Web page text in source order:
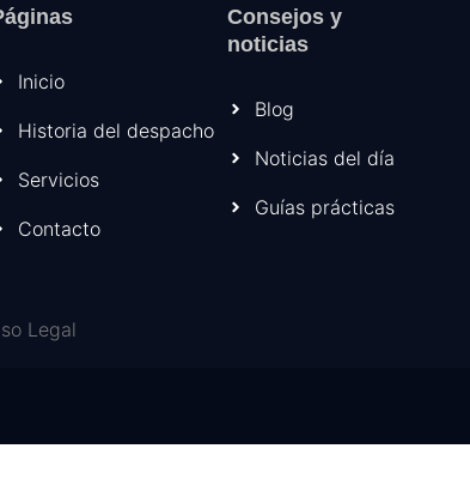
Inicio
Historia del despacho
Servicios
Contacto
Consejos y
noticias
Blog
Noticias del día
Guías prácticas
Legal